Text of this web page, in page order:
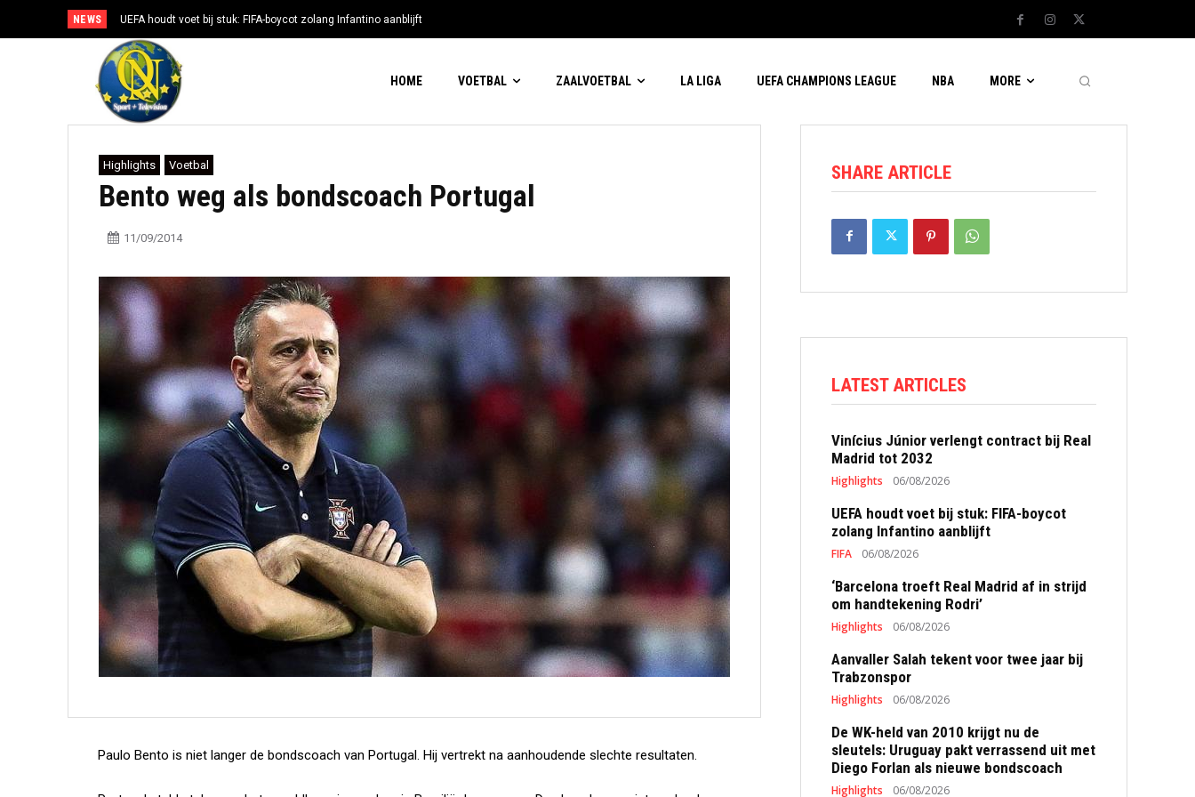
NEWS UEFA houdt voet bij stuk: FIFA-boycot zolang Infantino aanblijft
HOME VOETBAL ZAALVOETBAL LA LIGA UEFA CHAMPIONS LEAGUE NBA MORE
Highlights Voetbal
Bento weg als bondscoach Portugal
11/09/2014
Paulo Bento is niet langer de bondscoach van Portugal. Hij vertrekt na aanhoudende slechte resultaten.
SHARE ARTICLE
LATEST ARTICLES
Vinícius Júnior verlengt contract bij Real
Madrid tot 2032
Highlights 06/08/2026
UEFA houdt voet bij stuk: FIFA-boycot
zolang Infantino aanblijft
FIFA 06/08/2026
‘Barcelona troeft Real Madrid af in strijd
om handtekening Rodri’
Highlights 06/08/2026
Aanvaller Salah tekent voor twee jaar bij
Trabzonspor
Highlights 06/08/2026
De WK-held van 2010 krijgt nu de
sleutels: Uruguay pakt verrassend uit met
Diego Forlan als nieuwe bondscoach
Highlights 06/08/2026